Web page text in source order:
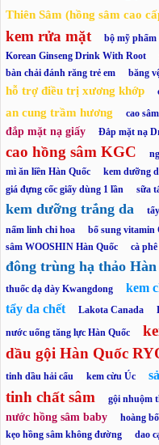
Thiên Sâm (hồng sâm cao
kem rửa mặt
bộ mỹ
Korean Ginseng Drink With Root
bàn chải đánh răng trẻ em
băng
hỗ trợ điều trị xương khớp
an cung trầm hương cao
đắp mặt nạ giấy Đắp mặt nạ
cao hồng sâm KGC
mì ăn liền Hàn Quốc
kem dưỡng
giá đựng cốc giấy dùng 1 lần
sữa
kem dưỡng trắng da
nấm linh chi hoa
bổ sung vitamin
sâm WOOSHIN Hàn Quốc cà
đông trùng hạ thảo Hàn
thuốc dạ dày Kwangdong kem
tẩy da chết Lakota Canada
nước uống tăng lực Hàn Quốc
dầu gội Hàn Quốc
tinh dầu hải cẩu
kem cừu Úc
tinh chất sâm gội nhuộm
nước hồng sâm baby
hoàng
kẹo hồng sâm không đường
dao